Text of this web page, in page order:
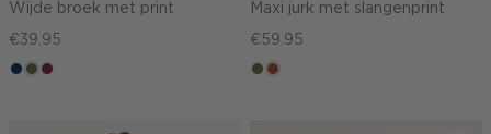
Wijde broek met print
€39.95
donkerblauw
groen,
brique
Maxi jurk met slangenprint
€59.95
groen,
bruin